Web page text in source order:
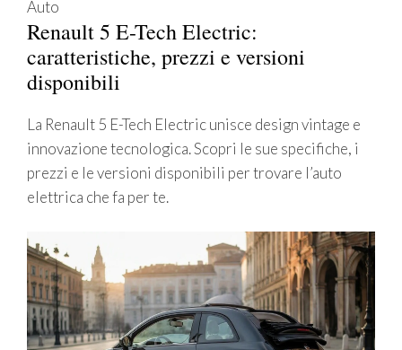
Auto
Renault 5 E-Tech Electric:
caratteristiche, prezzi e versioni
disponibili
La Renault 5 E-Tech Electric unisce design vintage e
innovazione tecnologica. Scopri le sue specifiche, i
prezzi e le versioni disponibili per trovare l’auto
elettrica che fa per te.